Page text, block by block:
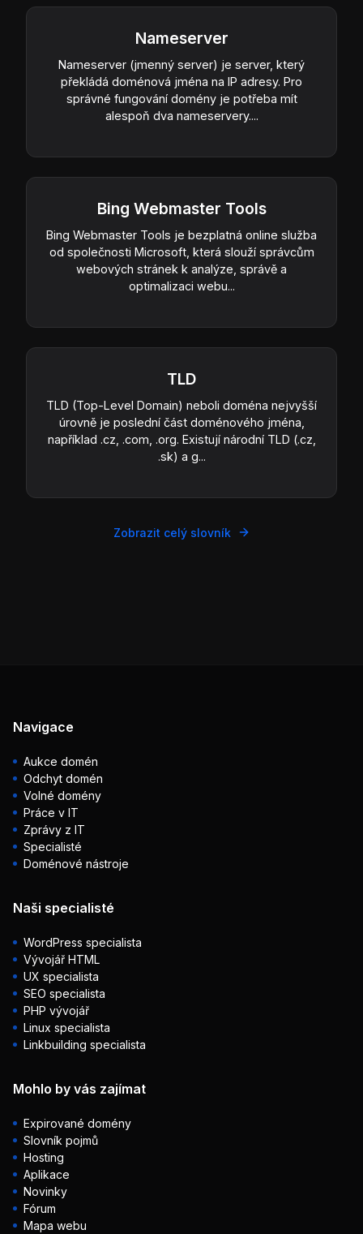
Nameserver
Nameserver (jmenný server) je server, který
překládá doménová jména na IP adresy. Pro
správné fungování domény je potřeba mít
alespoň dva nameservery....
Bing Webmaster Tools
Bing Webmaster Tools je bezplatná online služba
od společnosti Microsoft, která slouží správcům
webových stránek k analýze, správě a
optimalizaci webu...
TLD
TLD (Top-Level Domain) neboli doména nejvyšší
úrovně je poslední část doménového jména,
například .cz, .com, .org. Existují národní TLD (.cz,
.sk) a g...
Zobrazit celý slovník
Navigace
Aukce domén
Odchyt domén
Volné domény
Práce v IT
Zprávy z IT
Specialisté
Doménové nástroje
Naši specialisté
WordPress specialista
Vývojář HTML
UX specialista
SEO specialista
PHP vývojář
Linux specialista
Linkbuilding specialista
Mohlo by vás zajímat
Expirované domény
Slovník pojmů
Hosting
Aplikace
Novinky
Fórum
Mapa webu